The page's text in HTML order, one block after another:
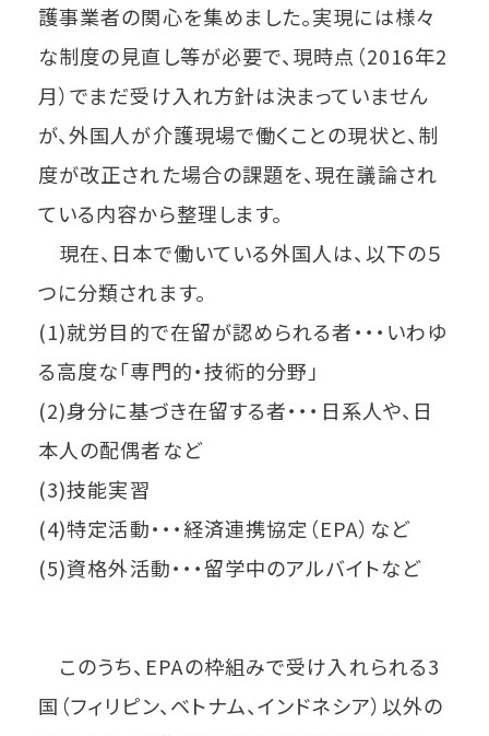
護事業者の関心を集めました。実現には様々
な制度の見直し等が必要で、現時点（2016年2
月）でまだ受け入れ方針は決まっていません
が、外国人が介護現場で働くことの現状と、制
度が改正された場合の課題を、現在議論され
ている内容から整理します。
現在、日本で働いている外国人は、以下の５
つに分類されます。
(1)就労目的で在留が認められる者・・・いわゆ
る高度な「専門的・技術的分野」
(2)身分に基づき在留する者・・・日系人や、日
本人の配偶者など
(3)技能実習
(4)特定活動・・・経済連携協定（EPA）など
(5)資格外活動・・・留学中のアルバイトなど
このうち、EPAの枠組みで受け入れられる3
国（フィリピン、ベトナム、インドネシア）以外の